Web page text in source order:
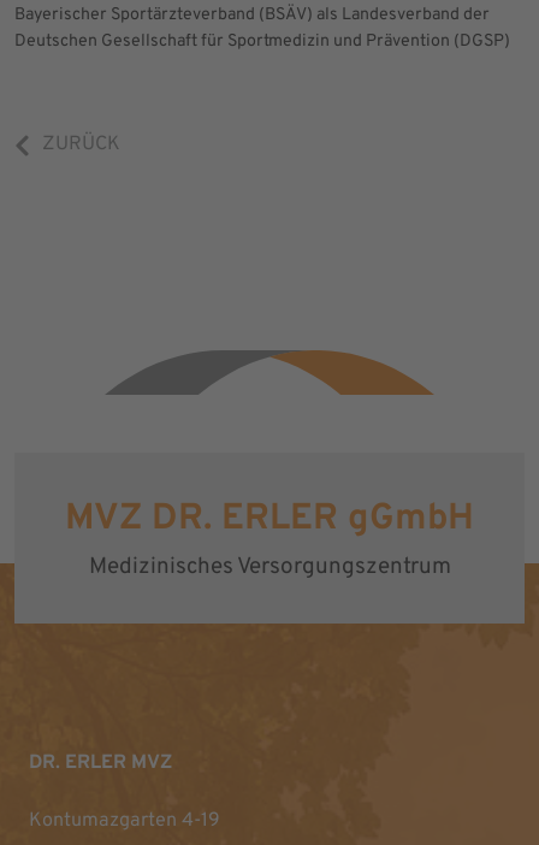
Bayerischer Sportärzteverband (BSÄV) als Landesverband der
Deutschen Gesellschaft für Sportmedizin und Prävention (DGSP)
ZURÜCK
MVZ DR. ERLER gGmbH
Medizinisches Versorgungszentrum
DR. ERLER MVZ
Kontumazgarten 4-19